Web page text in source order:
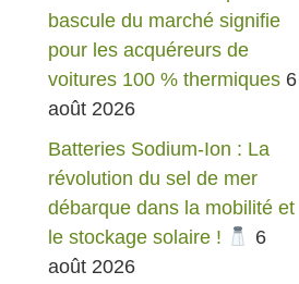
bascule du marché signifie
pour les acquéreurs de
voitures 100 % thermiques 6
août 2026
Batteries Sodium-Ion : La
révolution du sel de mer
débarque dans la mobilité et
le stockage solaire !
6
août 2026